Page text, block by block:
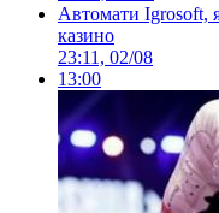
Автомати Igrosoft,
казино
23:11, 02/08
13:00